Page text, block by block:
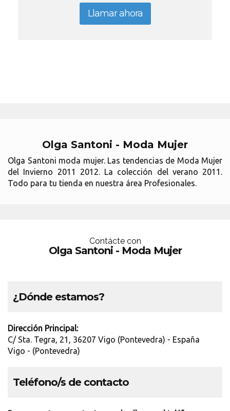
Llamar ahora
Olga Santoni - Moda Mujer
Olga Santoni moda mujer. Las tendencias de Moda Mujer
del Invierno 2011 2012. La colección del verano 2011.
Todo para tu tienda en nuestra área Profesionales.
Contácte con
Olga Santoni - Moda Mujer
¿Dónde estamos?
Dirección Principal:
C/ Sta. Tegra, 21, 36207 Vigo (Pontevedra) - España
Vigo - (Pontevedra)
Teléfono/s de contacto